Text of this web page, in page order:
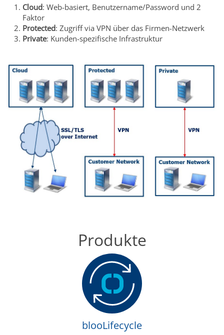
Cloud: Web-basiert, Benutzername/Password und 2
Faktor
Protected: Zugriff via VPN über das Firmen-Netzwerk
Private: Kunden-spezifische Infrastruktur
Produkte
blooLifecycle